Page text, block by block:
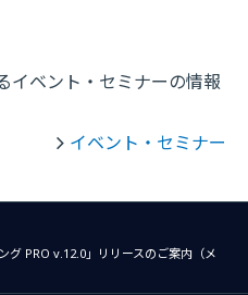
イベント・セミナーの情報
イベント・セミナー
グ PRO v.12.0」リリースのご案内（メ